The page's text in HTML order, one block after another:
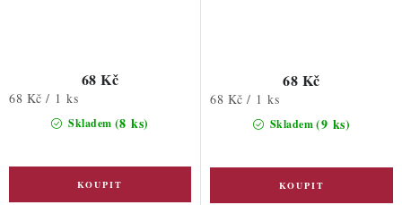
Skladem (8 ks)
68 Kč
Měrná
68 Kč / 1 ks
Skladem(9 ks)
68 Kč
Měrná
68 Kč / 1 ks